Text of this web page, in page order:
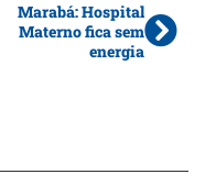
Marabá: Hospital
Materno fica sem
energia